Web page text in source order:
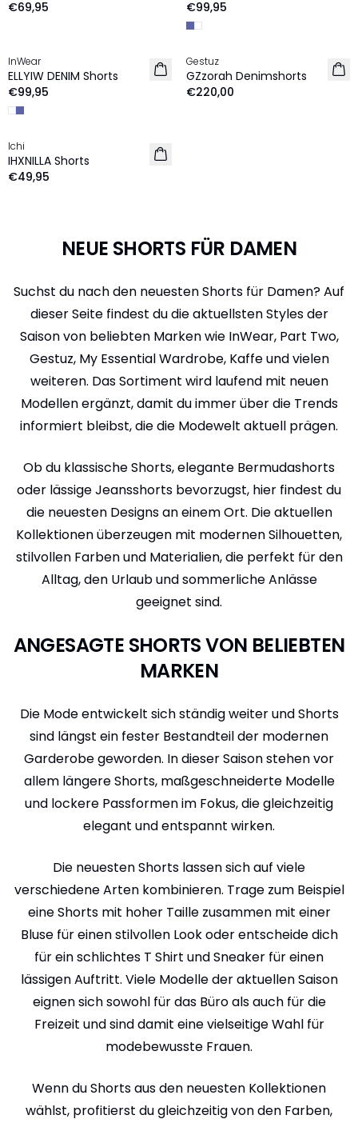
€69,95 €99,95
NEU
InWear
ELLYIW DENIM Shorts
€99,95
NEU
Gestuz
GZzorah Denimshorts
€220,00
NEU
Ichi
IHXNILLA Shorts
€49,95
NEUE SHORTS FÜR DAMEN
Suchst du nach den neuesten Shorts für Damen? Auf
dieser Seite findest du die aktuellsten Styles der
Saison von beliebten Marken wie InWear, Part Two,
Gestuz, My Essential Wardrobe, Kaffe und vielen
weiteren. Das Sortiment wird laufend mit neuen
Modellen ergänzt, damit du immer über die Trends
informiert bleibst, die die Modewelt aktuell prägen.
Ob du klassische Shorts, elegante Bermudashorts
oder lässige Jeansshorts bevorzugst, hier findest du
die neuesten Designs an einem Ort. Die aktuellen
Kollektionen überzeugen mit modernen Silhouetten,
stilvollen Farben und Materialien, die perfekt für den
Alltag, den Urlaub und sommerliche Anlässe
geeignet sind.
ANGESAGTE SHORTS VON BELIEBTEN
MARKEN
Die Mode entwickelt sich ständig weiter und Shorts
sind längst ein fester Bestandteil der modernen
Garderobe geworden. In dieser Saison stehen vor
allem längere Shorts, maßgeschneiderte Modelle
und lockere Passformen im Fokus, die gleichzeitig
elegant und entspannt wirken.
Die neuesten Shorts lassen sich auf viele
verschiedene Arten kombinieren. Trage zum Beispiel
eine Shorts mit hoher Taille zusammen mit einer
Bluse für einen stilvollen Look oder entscheide dich
für ein schlichtes T Shirt und Sneaker für einen
lässigen Auftritt. Viele Modelle der aktuellen Saison
eignen sich sowohl für das Büro als auch für die
Freizeit und sind damit eine vielseitige Wahl für
modebewusste Frauen.
Wenn du Shorts aus den neuesten Kollektionen
wählst, profitierst du gleichzeitig von den Farben,